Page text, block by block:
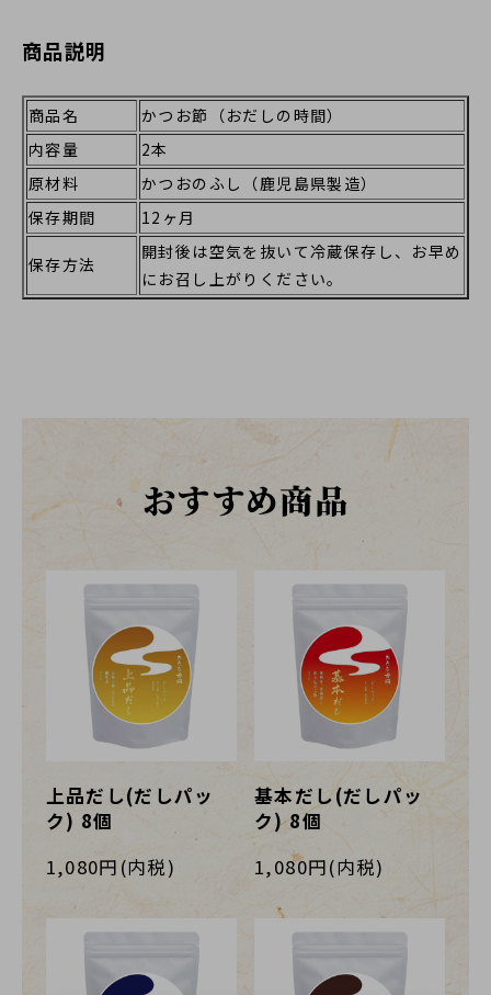
商品説明
商品名
かつお節（おだしの時間）
内容量
2本
原材料
かつおのふし（鹿児島県製造）
保存期間
12ヶ月
保存方法
開封後は空気を抜いて冷蔵保存し、お早め
にお召し上がりください。
おすすめ商品
上品だし(だしパッ
ク) 8個
1,080円(内税)
基本だし(だしパッ
ク) 8個
1,080円(内税)